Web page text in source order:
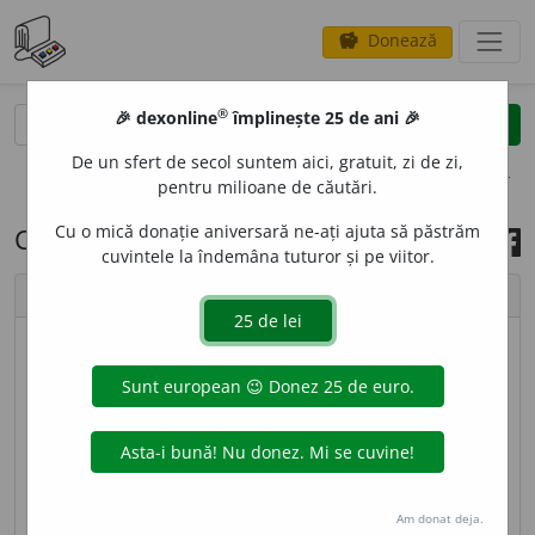
savings Donează
opțiuni
Cuvântul zilei, 25 mai 2025
imagine © Cristina Monea
SUPRAOMENESC, -EASCĂ, supraomenești, adj.
întrece puterile omenești, care pare mai presus de
surhumain).
🎉 dexonline® împlinește 25 de ani 🎉
De un sfert de secol suntem aici, gratuit, zi de zi,
pentru milioane de căutări.
Cu o mică donație aniversară ne-ați ajuta să păstrăm
cuvintele la îndemâna tuturor și pe viitor.
Am donat deja.